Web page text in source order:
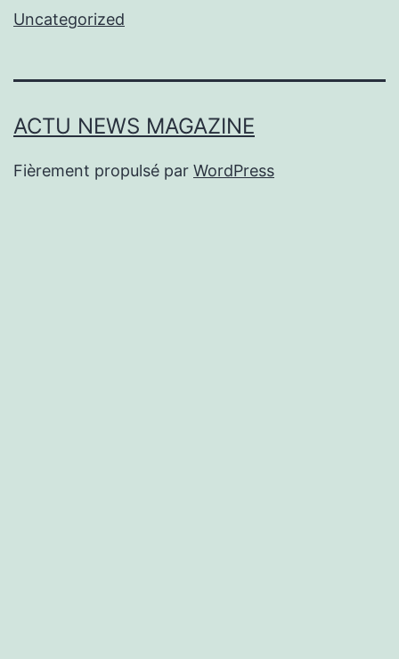
Uncategorized
ACTU NEWS MAGAZINE
Fièrement propulsé par WordPress